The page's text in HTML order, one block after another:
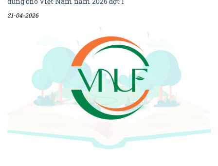
21-04-2026